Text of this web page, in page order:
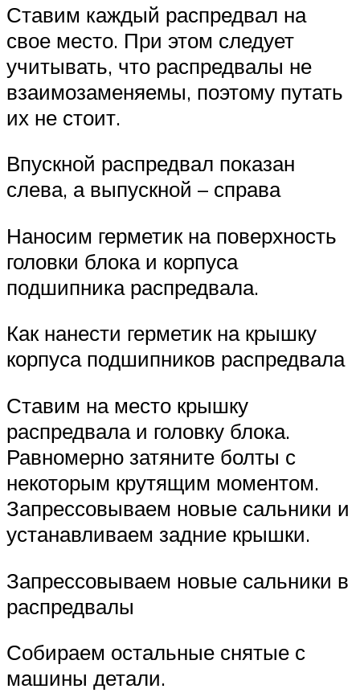
Ставим каждый распредвал на
свое место. При этом следует
учитывать, что распредвалы не
взаимозаменяемы, поэтому путать
их не стоит.
Впускной распредвал показан
слева, а выпускной – справа
Наносим герметик на поверхность
головки блока и корпуса
подшипника распредвала.
Как нанести герметик на крышку
корпуса подшипников распредвала
Ставим на место крышку
распредвала и головку блока.
Равномерно затяните болты с
некоторым крутящим моментом.
Запрессовываем новые сальники и
устанавливаем задние крышки.
Запрессовываем новые сальники в
распредвалы
Собираем остальные снятые с
машины детали.